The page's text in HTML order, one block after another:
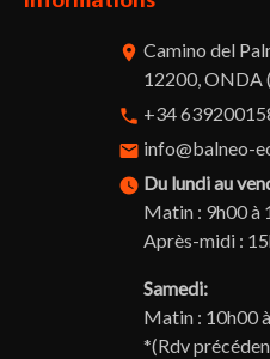
room Camino del
12200, ONDA
phone +34
email info@balneo-
watch_later Du lundi au
Matin : 9h00 à
Après-midi :
Samedi:
Matin : 10h00
*(Rdv